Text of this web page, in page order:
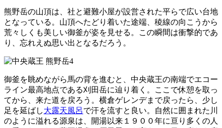
熊野岳の山頂は、社と避難小屋が設営された平らで広い台地
となっている。山頂へたどり着いた途端、 稜線の向こうから
荒々しくも美しい御釜が姿を見せる。
この瞬間は衝撃的であ
り、忘れえぬ思い出となるだろう。
御釜を眺めながら馬の背を進むと、中央蔵王の南端でエコー
ライン最高地点である刈田岳に辿り着く。
ここで休憩を取っ
てから、来た道を戻ろう。横倉ゲレンデまで戻ったら、少し
足を延ばし大露天風呂で汗を流すと良い。自然に囲まれた川
のように溢れる源泉は、
開湯以来１９００年に亘り多くの人